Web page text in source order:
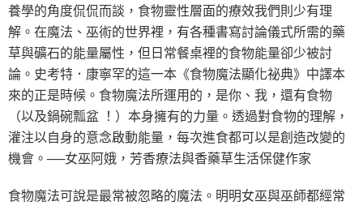
養學的角度侃侃而談，食物靈性層面的療效我們則少有理
解。在魔法、巫術的世界裡，有各種書寫討論儀式所需的藥
草與礦石的能量屬性，但日常餐桌裡的食物能量卻少被討
論。史考特．康寧罕的這一本《食物魔法顯化祕典》中譯本
來的正是時候。食物魔法所運用的，是你、我，還有食物
（以及鍋碗瓢盆 ！）本身擁有的力量。透過對食物的理解，
灌注以自身的意念啟動能量，每次進食都可以是創造改變的
機會。──女巫阿娥，芳香療法與香藥草生活保健作家
食物魔法可說是最常被忽略的魔法。明明女巫與巫師都經常